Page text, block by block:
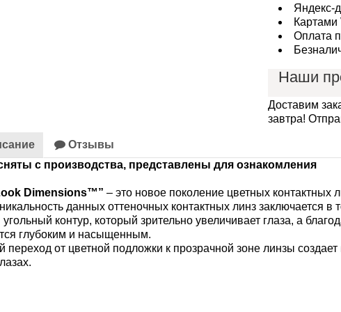
Яндекс-
Картами
Оплата
Наши
Срок
Доставим
завтра!
Отзывы
с производства, представлены для ознакомления
Dimensions™” – это новое поколение цветных контактных
данных оттеночных контактных линз заключается в
контур, который зрительно увеличивает глаза, а
глубоким и насыщенным.
переход от цветной подложки к прозрачной зоне линзы